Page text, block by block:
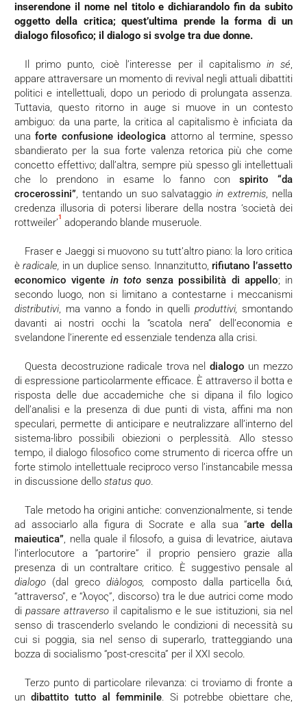
inserendone il nome nel titolo e dichiarandolo fin da subito
oggetto della critica; quest’ultima prende la forma di un
dialogo filosofico; il dialogo si svolge tra due donne.
Il primo punto, cioè l’interesse per il capitalismo in sé,
appare attraversare un momento di revival negli attuali dibattiti
politici e intellettuali, dopo un periodo di prolungata assenza.
Tuttavia, questo ritorno in auge si muove in un contesto
ambiguo: da una parte, la critica al capitalismo è inficiata da
unaforte confusione ideologica attorno al termine, spesso
sbandierato per la sua forte valenza retorica più che come
concetto effettivo; dall’altra, sempre più spesso gli intellettuali
che lo prendono in esame lo fanno con spirito “da
crocerossini”, tentando un suo salvataggioin extremis, nella
credenza illusoria di potersi liberare della nostra ‘società dei
rottweiler’1 adoperando blande museruole.
Fraser e Jaeggi si muovono su tutt’altro piano: la loro critica
èradicale, in un duplice senso. Innanzitutto, rifiutano l’assetto
economico vigente in totosenza possibilità di appello; in
secondo luogo, non si limitano a contestarne i meccanismi
distributivi, ma vanno a fondo in quelli produttivi, smontando
davanti ai nostri occhi la “scatola nera” dell’economia e
svelandone l’inerente ed essenziale tendenza alla crisi.
Questa decostruzione radicale trova nel dialogo un mezzo
di espressione particolarmente efficace. È attraverso il botta e
risposta delle due accademiche che si dipana il filo logico
dell’analisi e la presenza di due punti di vista, affini ma non
speculari, permette di anticipare e neutralizzare all’interno del
sistema-libro possibili obiezioni o perplessità. Allo stesso
tempo, il dialogo filosofico come strumento di ricerca offre un
forte stimolo intellettuale reciproco verso l’instancabile messa
in discussione dello status quo.
Tale metodo ha origini antiche: convenzionalmente, si tende
ad associarlo alla figura di Socrate e alla sua “arte della
maieutica”, nella quale il filosofo, a guisa di levatrice, aiutava
l’interlocutore a “partorire” il proprio pensiero grazie alla
presenza di un contraltare critico. È suggestivo pensale al
dialogo (dal grecodiàlogos, composto dalla particella διά,
“attraverso”, e “λογος”, discorso) tra le due autrici come modo
dipassare attraverso il capitalismo e le sue istituzioni, sia nel
senso di trascenderlo svelando le condizioni di necessità su
cui si poggia, sia nel senso di superarlo, tratteggiando una
bozza di socialismo “post-crescita” per il XXI secolo.
Terzo punto di particolare rilevanza: ci troviamo di fronte a
un dibattito tutto al femminile. Si potrebbe obiettare che,